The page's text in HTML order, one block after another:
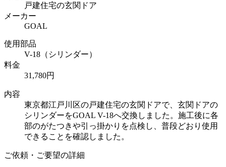
戸建住宅の玄関ドア
メーカー
GOAL
使用部品
V-18（シリンダー）
料金
31,780円
内容
東京都江戸川区の戸建住宅の玄関ドアで、玄関ドアの
シリンダーをGOAL V-18へ交換しました。施工後に各
部のがたつきや引っ掛かりを点検し、普段どおり使用
できることを確認しました。
ご依頼・ご要望の詳細